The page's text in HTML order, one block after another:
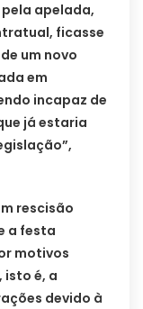
apelada,
ficasse
um novo
em
incapaz de
já estaria
rescisão
a festa
motivos
isto é, a
devido à